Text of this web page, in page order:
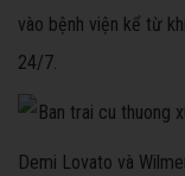
vào bệnh viện kể từ
24/7.
Demi Lovato và